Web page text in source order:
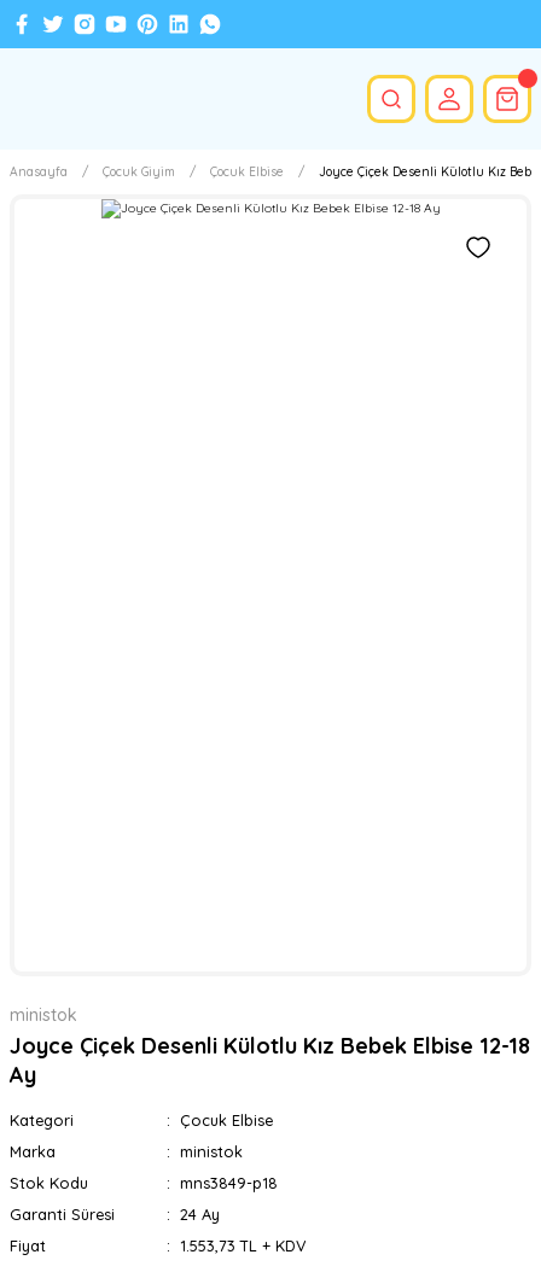
Anasayfa Çocuk Giyim Çocuk Elbise Joyce Çiçek Desenli Külotlu Kız
ministok
Joyce Çiçek Desenli Külotlu Kız Bebek Elbise 12-18
Ay
Kategori
Çocuk Elbise
Marka
ministok
Stok Kodu
mns3849-p18
Garanti Süresi
24 Ay
Fiyat
1.553,73 TL + KDV